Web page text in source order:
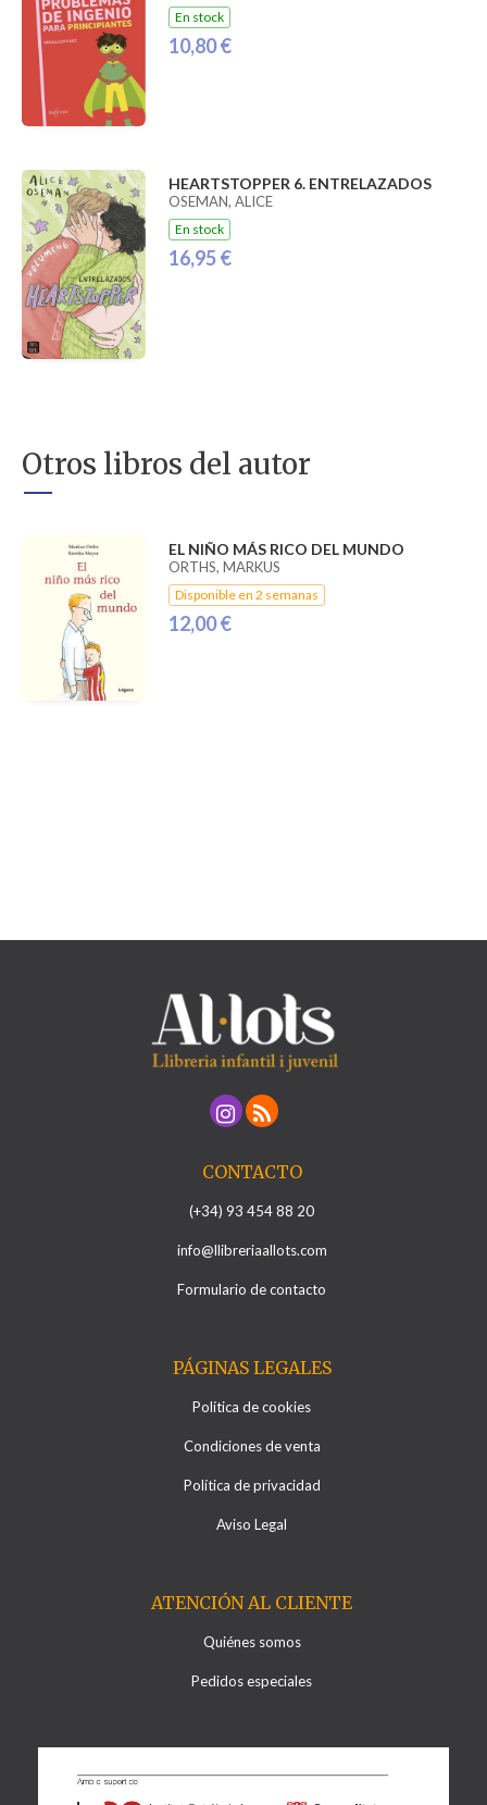
En stock
10,80 €
HEARTSTOPPER 6. ENTRELAZADOS
OSEMAN, ALICE
En stock
16,95 €
Otros libros del autor
EL NIÑO MÁS RICO DEL MUNDO
ORTHS, MARKUS
Disponible en 2 semanas
12,00 €
CONTACTO
(+34) 93 454 88 20
info@llibreriaallots.com
Formulario de contacto
PÁGINAS LEGALES
Política de cookies
Condiciones de venta
Política de privacidad
Aviso Legal
ATENCIÓN AL CLIENTE
Quiénes somos
Pedidos especiales